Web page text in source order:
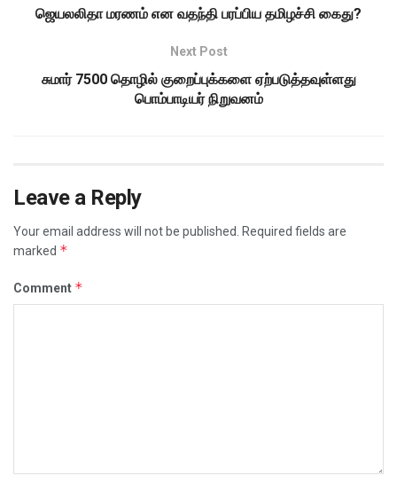
ஜெயலலிதா மரணம் என வதந்தி பரப்பிய தமிழச்சி கைது?
Next Post
சுமார் 7500 தொழில் குறைப்புக்களை ஏற்படுத்தவுள்ளது
பொம்பாடியர் நிறுவனம்
Leave a Reply
Your email address will not be published. Required fields are
marked *
Comment *